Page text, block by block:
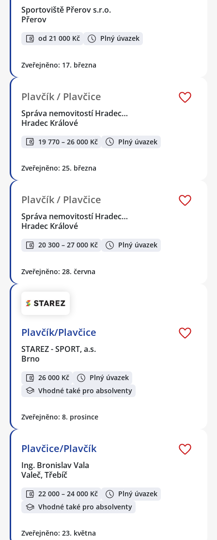
Sportoviště Přerov s.r.o.
Přerov
od 21 000 Kč Plný úvazek
Zveřejněno: 17. března
Plavčík / Plavčice
Správa nemovitostí Hradec…
Hradec Králové
19 770 – 26 000 Kč Plný úvazek
Zveřejněno: 25. března
Plavčík / Plavčice
Správa nemovitostí Hradec…
Hradec Králové
20 300 – 27 000 Kč Plný úvazek
Zveřejněno: 28. června
Plavčík/Plavčice
STAREZ - SPORT, a.s.
Brno
26 000 Kč
Plný úvazek
Vhodné také pro absolventy
Zveřejněno: 8. prosince
Plavčice/Plavčík
Ing. Bronislav Vala
Valeč, Třebíč
22 000 – 24 000 Kč
Plný úvazek
Vhodné také pro absolventy
Zveřejněno: 23. května